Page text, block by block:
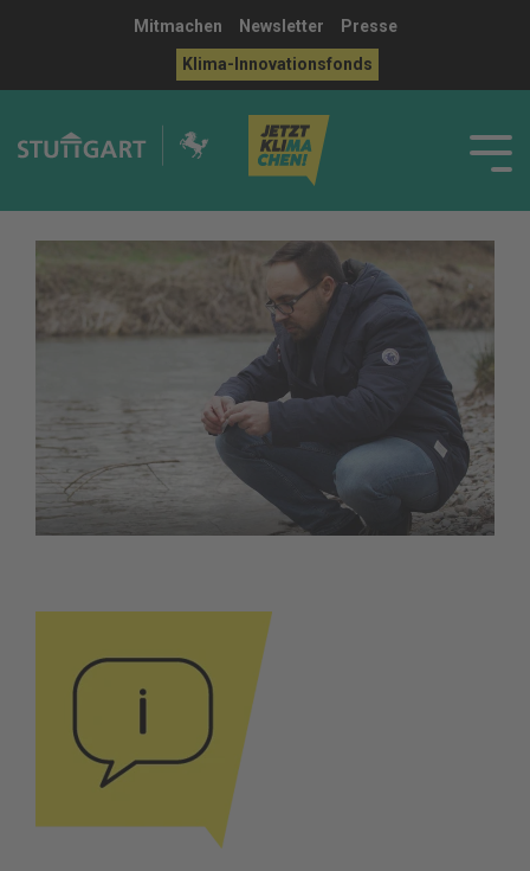
Mitmachen Newsletter
Presse
Klima-Innovationsfonds